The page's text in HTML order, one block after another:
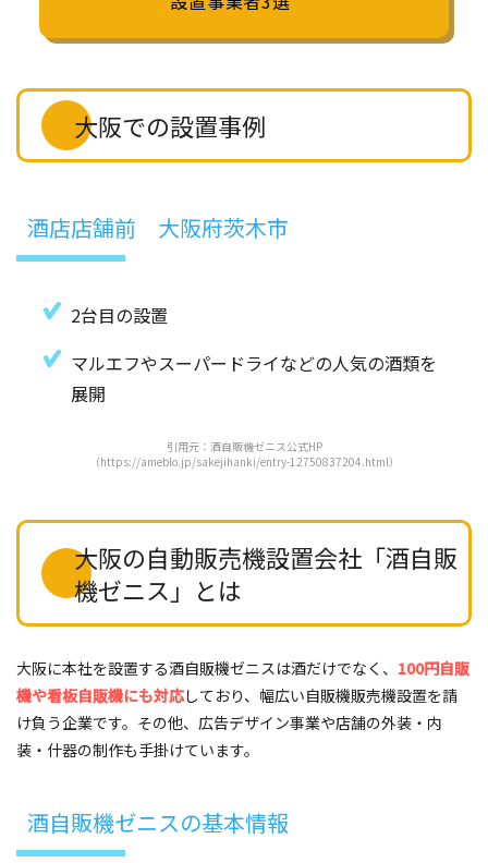
大阪での設置事例
酒店店舗前 大阪府茨木市
2台目の設置
マルエフやスーパードライなどの人気の酒類を
展開
引用元：酒自販機ゼニス公式HP
（https://ameblo.jp/sakejihanki/entry-12750837204.html）
大阪の自動販売機設置会社「酒自販
機ゼニス」とは
大阪に本社を設置する酒自販機ゼニスは酒だけでなく、 100円自販
機や看板自販機にも対応しており、幅広い自販機販売機設置を請
け負う企業です。その他、広告デザイン事業や店舗の外装・内
装・什器の制作も手掛けています。
酒自販機ゼニスの基本情報